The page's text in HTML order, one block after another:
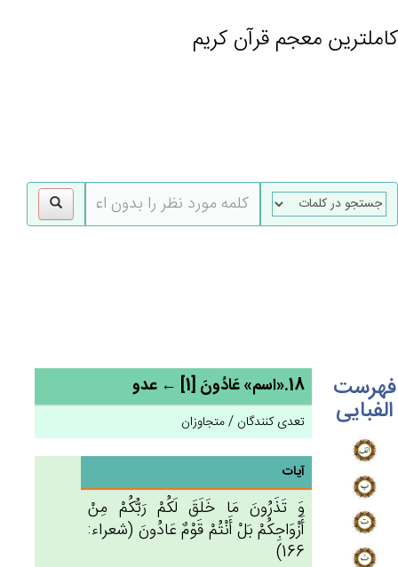
کاملترین معجم قرآن کریم
فهرست
الفبایی
18.«اسم» عَادُون‌َ [1] ← عدو
تعدی کنندگان / متجاوزان
آیات
وَ تَذَرُون‌َ مَا خَلَق‌َ لَكُم‌ْ رَبُّكُمْ‌ مِن‌ْ
أَزْوَاجِكُمْ‌ بَل‌ْ أَنْتُم‌ْ قَوْم‌ٌ عَادُون‌َ (شعراء:
166)